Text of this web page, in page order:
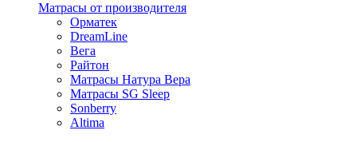
Матрасы от производителя
Орматек
DreamLine
Вега
Райтон
Матрасы Натура Вера
Матрасы SG Sleep
Sonberry
Altima